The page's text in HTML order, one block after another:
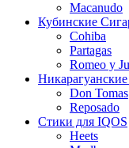
Macanudo
Кубинские
Cohiba
Partagas
Romeo y
Don Tomas
Reposado
Стики для IQOS
Heets